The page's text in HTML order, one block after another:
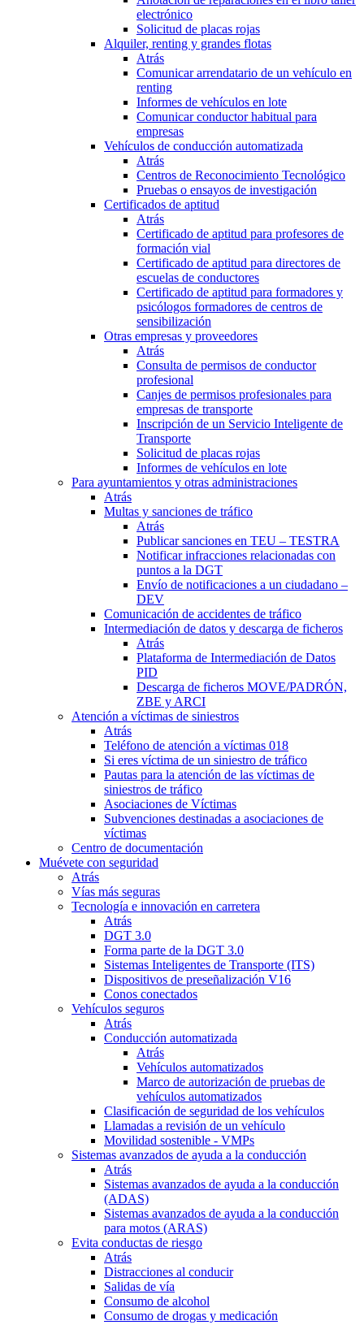
electrónico
Solicitud de placas rojas
Alquiler, renting y grandes flotas
Atrás
Comunicar arrendatario de un vehículo en
renting
Informes de vehículos en lote
Comunicar conductor habitual para
empresas
Vehículos de conducción automatizada
Atrás
Centros de Reconocimiento Tecnológico
Pruebas o ensayos de investigación
Certificados de aptitud
Atrás
Certificado de aptitud para profesores de
formación vial
Certificado de aptitud para directores de
escuelas de conductores
Certificado de aptitud para formadores y
psicólogos formadores de centros de
sensibilización
Otras empresas y proveedores
Atrás
Consulta de permisos de conductor
profesional
Canjes de permisos profesionales para
empresas de transporte
Inscripción de un Servicio Inteligente de
Transporte
Solicitud de placas rojas
Informes de vehículos en lote
Para ayuntamientos y otras administraciones
Atrás
Multas y sanciones de tráfico
Atrás
Publicar sanciones en TEU – TESTRA
Notificar infracciones relacionadas con
puntos a la DGT
Envío de notificaciones a un ciudadano –
DEV
Comunicación de accidentes de tráfico
Intermediación de datos y descarga de ficheros
Atrás
Plataforma de Intermediación de Datos
PID
Descarga de ficheros MOVE/PADRÓN,
ZBE y ARCI
Atención a víctimas de siniestros
Atrás
Teléfono de atención a víctimas 018
Si eres víctima de un siniestro de tráfico
Pautas para la atención de las víctimas de
siniestros de tráfico
Asociaciones de Víctimas
Subvenciones destinadas a asociaciones de
víctimas
Centro de documentación
Muévete con seguridad
Atrás
Vías más seguras
Tecnología e innovación en carretera
Atrás
DGT 3.0
Forma parte de la DGT 3.0
Sistemas Inteligentes de Transporte (ITS)
Dispositivos de preseñalización V16
Conos conectados
Vehículos seguros
Atrás
Conducción automatizada
Atrás
Vehículos automatizados
Marco de autorización de pruebas de
vehículos automatizados
Clasificación de seguridad de los vehículos
Llamadas a revisión de un vehículo
Movilidad sostenible - VMPs
Sistemas avanzados de ayuda a la conducción
Atrás
Sistemas avanzados de ayuda a la conducción
(ADAS)
Sistemas avanzados de ayuda a la conducción
para motos (ARAS)
Evita conductas de riesgo
Atrás
Distracciones al conducir
Salidas de vía
Consumo de alcohol
Consumo de drogas y medicación